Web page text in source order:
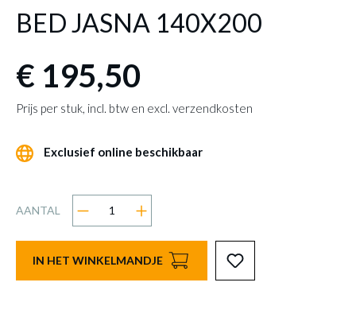
BED JASNA 140X200
€ 195,50
Prijs per stuk, incl. btw en excl. verzendkosten
Exclusief online beschikbaar
AANTAL
IN HET WINKELMANDJE